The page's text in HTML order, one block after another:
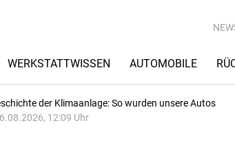
WERKSTATTWISSEN AUTOMOBILE
der Klimaanlage: So wurden unsere Autos
12:09 Uhr